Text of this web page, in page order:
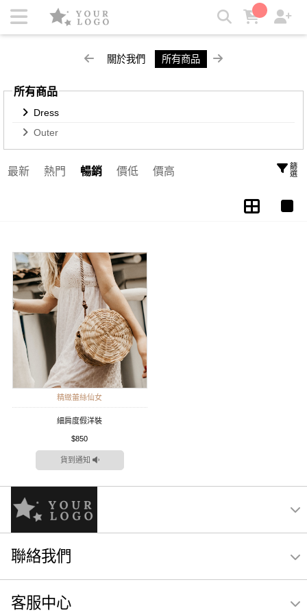
Dress | Kezza
關於我們 所有商品
所有商品
Dress
Outer
最新 熱門 暢銷 價低 價高 篩選
精緻蕾絲仙女
細肩度假洋裝
$850
貨到通知
聯絡我們
客服中心